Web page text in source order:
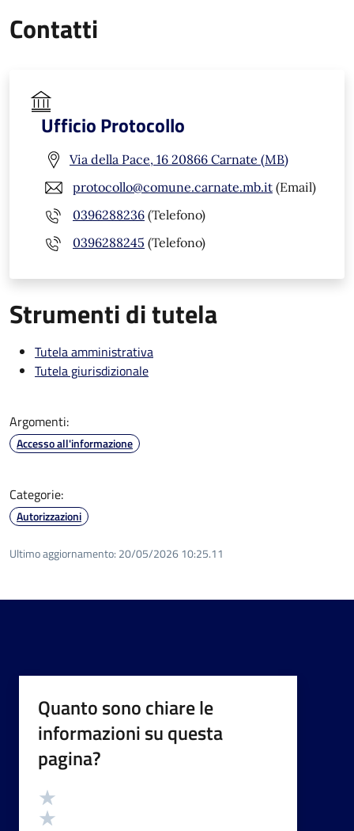
Contatti
Ufficio Protocollo
Via della Pace, 16 20866 Carnate (MB)
protocollo@comune.carnate.mb.it (Email)
0396288236 (Telefono)
0396288245 (Telefono)
Strumenti di tutela
Tutela amministrativa
Tutela giurisdizionale
Argomenti:
Accesso all'informazione
Categorie:
Autorizzazioni
Ultimo aggiornamento: 20/05/2026 10:25.11
Quanto sono chiare le
informazioni su questa
pagina?
Valutazione